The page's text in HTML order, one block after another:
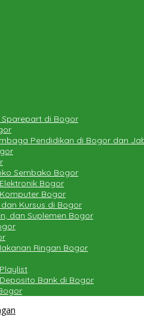
Sparepart di Bogor
Pendidikan di Bogor dan
Sembako Bogor
Bogor
Bogor
Kursus di Bogor
dan Suplemen Bogor
Ringan Bogor
Bank di Bogor